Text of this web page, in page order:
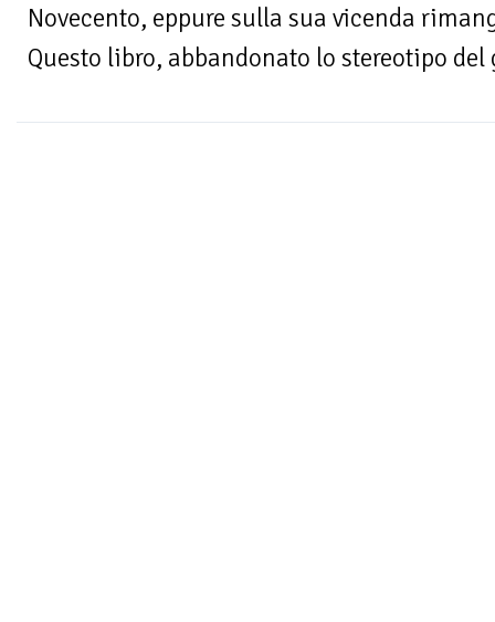
Novecento, eppure sulla sua vicenda
Questo libro, abbandonato lo stereotipo